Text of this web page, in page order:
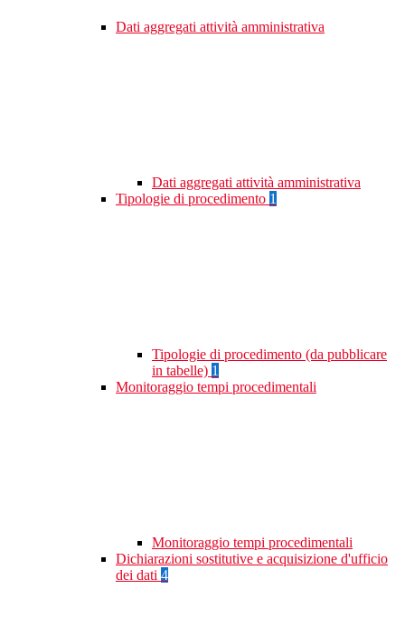
Dati aggregati attività amministrativa
Dati aggregati attività amministrativa
Tipologie di procedimento 1
Tipologie di procedimento (da pubblicare
in tabelle) 1
Monitoraggio tempi procedimentali
Monitoraggio tempi procedimentali
Dichiarazioni sostitutive e acquisizione d'ufficio
dei dati 4